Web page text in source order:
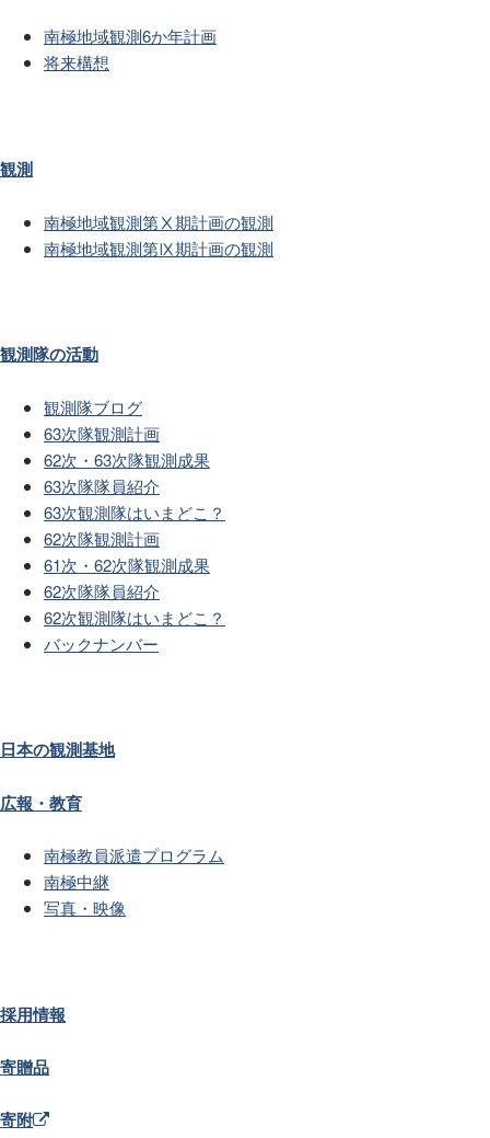
南極地域観測6か年計画
将来構想
観測
南極地域観測第Ⅹ期計画の観測
南極地域観測第Ⅸ期計画の観測
観測隊の活動
観測隊ブログ
63次隊観測計画
62次・63次隊観測成果
63次隊隊員紹介
63次観測隊はいまどこ？
62次隊観測計画
61次・62次隊観測成果
62次隊隊員紹介
62次観測隊はいまどこ？
バックナンバー
日本の観測基地
広報・教育
南極教員派遣プログラム
南極中継
写真・映像
採用情報
寄贈品
寄附